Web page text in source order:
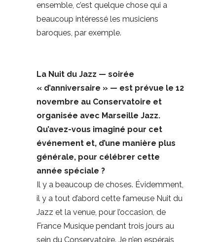
ensemble, c’est quelque chose qui a
beaucoup intéressé les musiciens
baroques, par exemple.
La Nuit du Jazz — soirée
« d’anniversaire » — est prévue le 12
novembre au Conservatoire et
organisée avec Marseille Jazz.
Qu’avez-vous imaginé pour cet
événement et, d’une manière plus
générale, pour célébrer cette
année spéciale ?
Il y a beaucoup de choses. Évidemment,
il y a tout d’abord cette fameuse Nuit du
Jazz et la venue, pour l’occasion, de
France Musique pendant trois jours au
sein du Conservatoire. Je n’en espérais